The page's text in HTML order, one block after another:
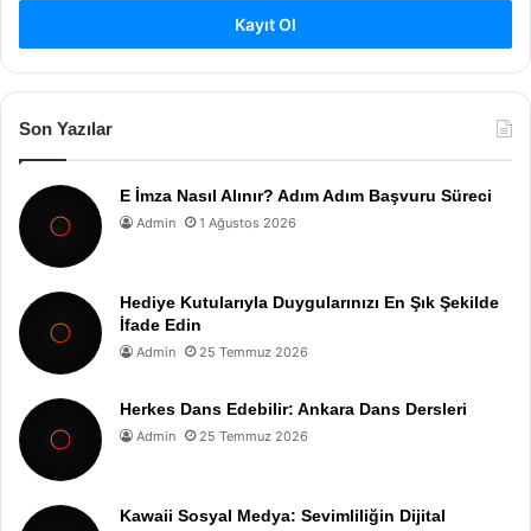
Kayıt Ol
Son Yazılar
E İmza Nasıl Alınır? Adım Adım Başvuru Süreci
Admin 1 Ağustos 2026
Hediye Kutularıyla Duygularınızı En Şık Şekilde
İfade Edin
Admin 25 Temmuz 2026
Herkes Dans Edebilir: Ankara Dans Dersleri
Admin 25 Temmuz 2026
Kawaii Sosyal Medya: Sevimliliğin Dijital